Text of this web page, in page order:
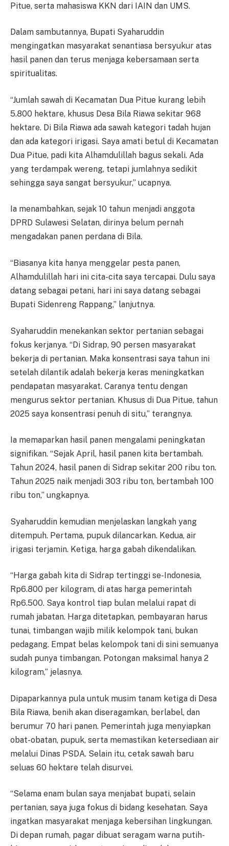
Pitue, serta mahasiswa KKN dari IAIN dan UMS.
Dalam sambutannya, Bupati Syaharuddin
mengingatkan masyarakat senantiasa bersyukur atas
hasil panen dan terus menjaga kebersamaan serta
spiritualitas.
“Jumlah sawah di Kecamatan Dua Pitue kurang lebih
5.800 hektare, khusus Desa Bila Riawa sekitar 968
hektare. Di Bila Riawa ada sawah kategori tadah hujan
dan ada kategori irigasi. Saya amati betul di Kecamatan
Dua Pitue, padi kita Alhamdulillah bagus sekali. Ada
yang terdampak wereng, tetapi jumlahnya sedikit
sehingga saya sangat bersyukur,” ucapnya.
Ia menambahkan, sejak 10 tahun menjadi anggota
DPRD Sulawesi Selatan, dirinya belum pernah
mengadakan panen perdana di Bila.
“Biasanya kita hanya menggelar pesta panen,
Alhamdulillah hari ini cita-cita saya tercapai. Dulu saya
datang sebagai petani, hari ini saya datang sebagai
Bupati Sidenreng Rappang,” lanjutnya.
Syaharuddin menekankan sektor pertanian sebagai
fokus kerjanya. “Di Sidrap, 90 persen masyarakat
bekerja di pertanian. Maka konsentrasi saya tahun ini
setelah dilantik adalah bekerja keras meningkatkan
pendapatan masyarakat. Caranya tentu dengan
mengurus sektor pertanian. Khusus di Dua Pitue, tahun
2025 saya konsentrasi penuh di situ,” terangnya.
Ia memaparkan hasil panen mengalami peningkatan
signifikan. “Sejak April, hasil panen kita bertambah.
Tahun 2024, hasil panen di Sidrap sekitar 200 ribu ton.
Tahun 2025 naik menjadi 303 ribu ton, bertambah 100
ribu ton,” ungkapnya.
Syaharuddin kemudian menjelaskan langkah yang
ditempuh. Pertama, pupuk dilancarkan. Kedua, air
irigasi terjamin. Ketiga, harga gabah dikendalikan.
“Harga gabah kita di Sidrap tertinggi se-Indonesia,
Rp6.800 per kilogram, di atas harga pemerintah
Rp6.500. Saya kontrol tiap bulan melalui rapat di
rumah jabatan. Harga ditetapkan, pembayaran harus
tunai, timbangan wajib milik kelompok tani, bukan
pedagang. Empat belas kelompok tani di sini semuanya
sudah punya timbangan. Potongan maksimal hanya 2
kilogram,” jelasnya.
Dipaparkannya pula untuk musim tanam ketiga di Desa
Bila Riawa, benih akan diseragamkan, berlabel, dan
berumur 70 hari panen. Pemerintah juga menyiapkan
obat-obatan, pupuk, serta memastikan ketersediaan air
melalui Dinas PSDA. Selain itu, cetak sawah baru
seluas 60 hektare telah disurvei.
“Selama enam bulan saya menjabat bupati, selain
pertanian, saya juga fokus di bidang kesehatan. Saya
ingatkan masyarakat menjaga kebersihan lingkungan.
Di depan rumah, pagar dibuat seragam warna putih-